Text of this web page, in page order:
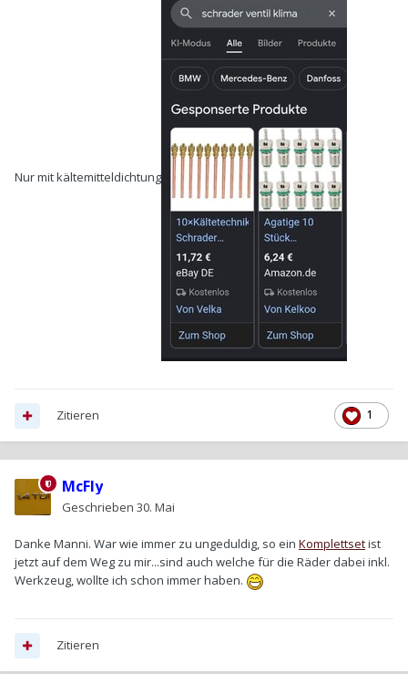
Nur mit kältemitteldichtung
1
Zitieren
McFly
Geschrieben 30. Mai
Danke Manni. War wie immer zu ungeduldig, so ein Komplettsetist
jetzt auf dem Weg zu mir...sind auch welche für die Räder dabei inkl.
Werkzeug, wollte ich schon immer haben.
Zitieren